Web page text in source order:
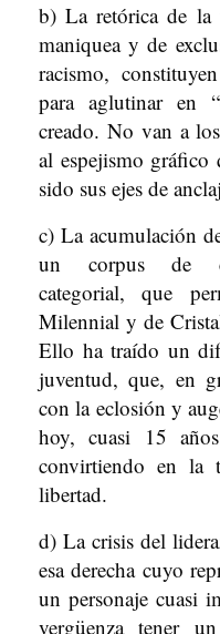
b) La retórica de la
maniquea y de
racismo,
para aglutinar en
creado. No van a
al espejismo gráfico
sido sus ejes de
c) La acumulación
un corpus de
categorial, que
Milennial y de
Ello ha traído un
juventud, que, en
con la eclosión y
hoy, cuasi 15
convirtiendo en la
libertad.
d) La crisis del
esa derecha cuyo
un personaje cuasi
vergüenza tener